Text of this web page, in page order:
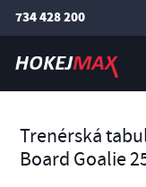
734 428 200
Trenérská
Board Goalie